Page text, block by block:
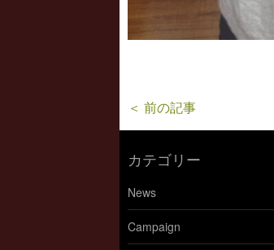
＜ 前の記事
カテゴリー
News
Campaign